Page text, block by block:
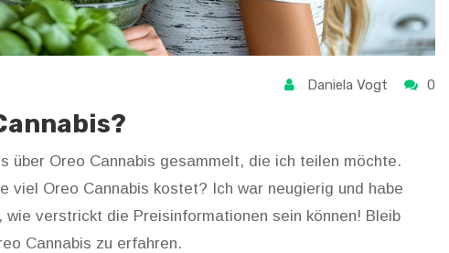
Daniela Vogt 0
über Oreo Cannabis gesammelt, die ich teilen möchte.
viel Oreo Cannabis kostet? Ich war neugierig und habe
verstrickt die Preisinformationen sein können! Bleib
Cannabis zu erfahren.